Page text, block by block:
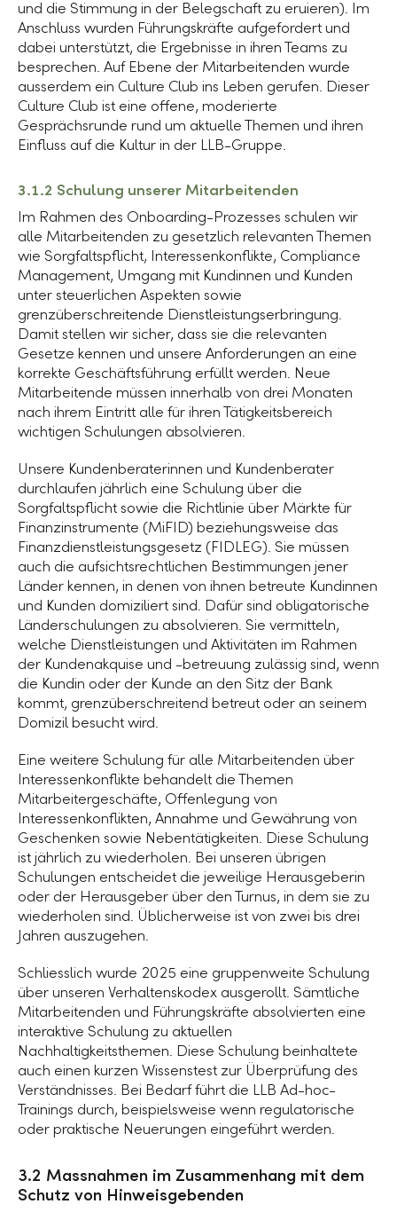
und die Stimmung in der Belegschaft zu eruieren). Im
Anschluss wurden Führungskräfte aufgefordert und
dabei unterstützt, die Ergebnisse in ihren Teams zu
besprechen. Auf Ebene der Mitarbeitenden wurde
ausserdem ein Culture Club ins Leben gerufen. Dieser
Culture Club ist eine offene, moderierte
Gesprächsrunde rund um aktuelle Themen und ihren
Einfluss auf die Kultur in der LLB-Gruppe.
3.1.2 Schulung unserer Mitarbeitenden
Im Rahmen des Onboarding-Prozesses schulen wir
alle Mitarbeitenden zu gesetzlich relevanten Themen
wie Sorgfaltspflicht, Interessenkonflikte, Compliance
Management, Umgang mit Kundinnen und Kunden
unter steuerlichen Aspekten sowie
grenzüberschreitende Dienstleistungserbringung.
Damit stellen wir sicher, dass sie die relevanten
Gesetze kennen und unsere Anforderungen an eine
korrekte Geschäftsführung erfüllt werden. Neue
Mitarbeitende müssen innerhalb von drei Monaten
nach ihrem Eintritt alle für ihren Tätigkeitsbereich
wichtigen Schulungen absolvieren.
Unsere Kundenberaterinnen und Kundenberater
durchlaufen jährlich eine Schulung über die
Sorgfaltspflicht sowie die Richtlinie über Märkte für
Finanzinstrumente (MiFID) beziehungsweise das
Finanzdienstleistungsgesetz (FIDLEG). Sie müssen
auch die aufsichtsrechtlichen Bestimmungen jener
Länder kennen, in denen von ihnen betreute Kundinnen
und Kunden domiziliert sind. Dafür sind obligatorische
Länderschulungen zu absolvieren. Sie vermitteln,
welche Dienstleistungen und Aktivitäten im Rahmen
der Kundenakquise und -betreuung zulässig sind, wenn
die Kundin oder der Kunde an den Sitz der Bank
kommt, grenzüberschreitend betreut oder an seinem
Domizil besucht wird.
Eine weitere Schulung für alle Mitarbeitenden über
Interessenkonflikte behandelt die Themen
Mitarbeitergeschäfte, Offenlegung von
Interessenkonflikten, Annahme und Gewährung von
Geschenken sowie Nebentätigkeiten. Diese Schulung
ist jährlich zu wiederholen. Bei unseren übrigen
Schulungen entscheidet die jeweilige Herausgeberin
oder der Herausgeber über den Turnus, in dem sie zu
wiederholen sind. Üblicherweise ist von zwei bis drei
Jahren auszugehen.
Schliesslich wurde 2025 eine gruppenweite Schulung
über unseren Verhaltenskodex ausgerollt. Sämtliche
Mitarbeitenden und Führungskräfte absolvierten eine
interaktive Schulung zu aktuellen
Nachhaltigkeitsthemen. Diese Schulung beinhaltete
auch einen kurzen Wissenstest zur Überprüfung des
Verständnisses. Bei Bedarf führt die LLB Ad-hoc-
Trainings durch, beispielsweise wenn regulatorische
oder praktische Neuerungen eingeführt werden.
3.2 Massnahmen im Zusammenhang mit dem
Schutz von Hinweisgebenden